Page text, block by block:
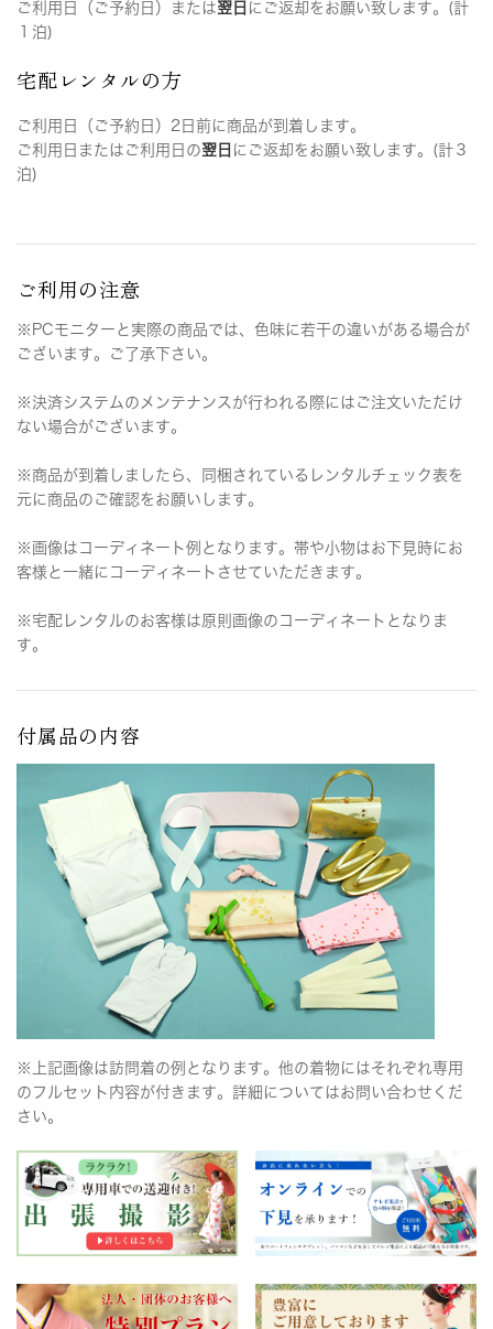
ご利用日（ご予約日）または翌日 にご返却をお願い致します。(計
１泊)
宅配レンタルの方
ご利用日（ご予約日）2日前に商品が到着します。
ご利用日またはご利用日の翌日 にご返却をお願い致します。(計３
泊)
ご利用の注意
※PCモニターと実際の商品では、色味に若干の違いがある場合が
ございます。ご了承下さい。
※決済システムのメンテナンスが行われる際にはご注文いただけ
ない場合がございます。
※商品が到着しましたら、同梱されているレンタルチェック表を
元に商品のご確認をお願いします。
※画像はコーディネート例となります。帯や小物はお下見時にお
客様と一緒にコーディネートさせていただきます。
※宅配レンタルのお客様は原則画像のコーディネートとなりま
す。
付属品の内容
※上記画像は訪問着の例となります。他の着物にはそれぞれ専用
のフルセット内容が付きます。詳細についてはお問い合わせくだ
さい。